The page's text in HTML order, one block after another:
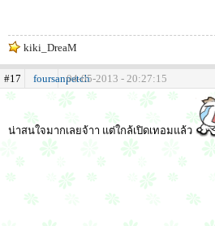
kiki_DreaM
#17 foursanpetch04-05-2013 - 20:27:15
น่าสนใจมากเลยจ้าา แต่ใกล้เปิดเทอมแล้ว